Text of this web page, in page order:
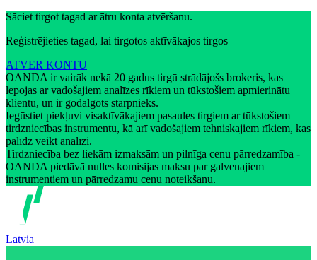
Sāciet tirgot tagad ar ātru konta atvēršanu.
Reģistrējieties tagad, lai tirgotos aktīvākajos tirgos
ATVER KONTU
OANDA ir vairāk nekā 20 gadus tirgū strādājošs brokeris, kas
lepojas ar vadošajiem analīzes rīkiem un tūkstošiem apmierinātu
klientu, un ir godalgots starpnieks.
Iegūstiet piekļuvi visaktīvākajiem pasaules tirgiem ar tūkstošiem
tirdzniecības instrumentu, kā arī vadošajiem tehniskajiem rīkiem, kas
palīdz veikt analīzi.
Tirdzniecība bez liekām izmaksām un pilnīga cenu pārredzamība -
OANDA piedāvā nulles komisijas maksu par galvenajiem
instrumentiem un pārredzamu cenu noteikšanu.
Latvia